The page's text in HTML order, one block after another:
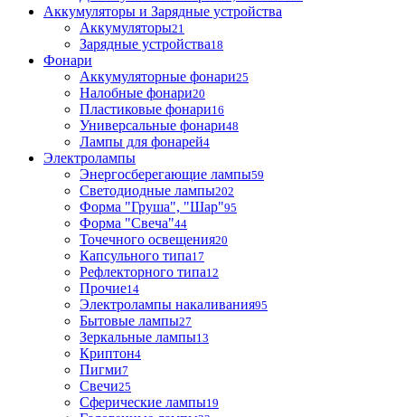
Аккумуляторы и Зарядные устройства
Аккумуляторы21
Зарядные устройства18
Фонари
Аккумуляторные фонари25
Налобные фонари20
Пластиковые фонари16
Универсальные фонари48
Лампы для фонарей4
Электролампы
Энергосберегающие лампы59
Светодиодные лампы202
Форма "Груша", "Шар"95
Форма "Свеча"44
Точечного освещения20
Капсульного типа17
Рефлекторного типа12
Прочие14
Электролампы накаливания95
Бытовые лампы27
Зеркальные лампы13
Криптон4
Пигми7
Свечи25
Сферические лампы19